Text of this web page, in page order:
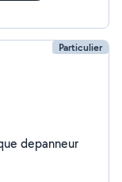
Particulier
depanneur